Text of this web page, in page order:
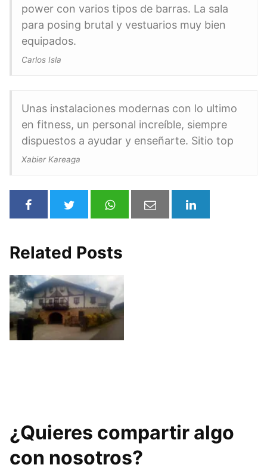
power con varios tipos de barras. La sala
para posing brutal y vestuarios muy bien
equipados.
Carlos Isla
Unas instalaciones modernas con lo ultimo
en fitness, un personal increíble, siempre
dispuestos a ayudar y enseñarte. Sitio top
Xabier Kareaga
Related Posts
¿Quieres compartir algo
con nosotros?